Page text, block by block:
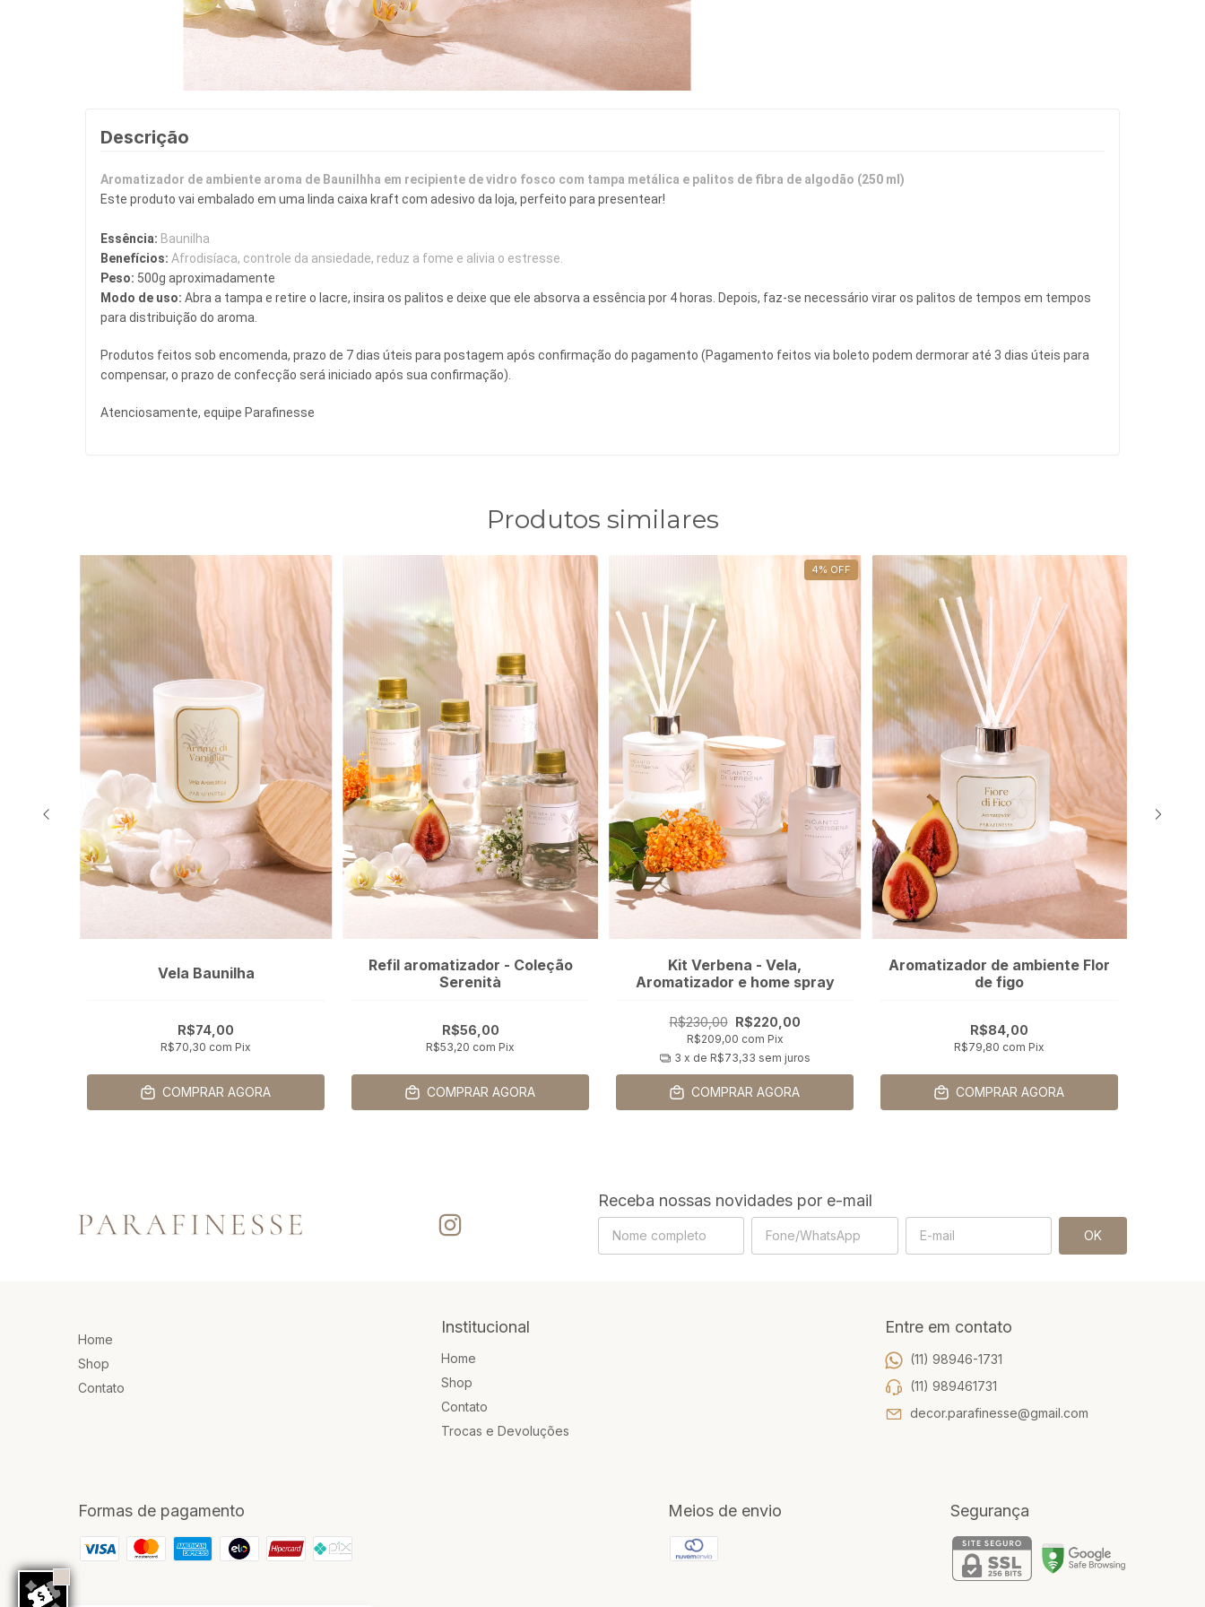
Descrição
Aromatizador de ambiente aroma de Baunilhha em recipiente de vidro fosco com tampa metálica e palitos de fibra de algodão (250 ml)
Este produto vai embalado em uma linda caixa kraft com adesivo da loja, perfeito para presentear!
Essência: Baunilha
Benefícios: Afrodisíaca, controle da ansiedade, reduz a fome e alivia o estresse.
Peso: 500g aproximadamente
Modo de uso: Abra a tampa e retire o lacre, insira os palitos e deixe que ele absorva a essência por 4 horas. Depois, faz-se necessário virar os palitos de tempos em tempos
para distribuição do aroma.
Produtos feitos sob encomenda, prazo de 7 dias úteis para postagem após confirmação do pagamento (Pagamento feitos via boleto podem dermorar até 3 dias úteis para
compensar, o prazo de confecção será iniciado após sua confirmação).
Atenciosamente, equipe Parafinesse
Produtos similares
Vela Baunilha
R$74,00
R$70,30 com Pix
COMPRAR AGORA
Refil aromatizador - Coleção
Serenità
R$56,00
R$53,20 com Pix
COMPRAR AGORA
4% OFF
Kit Verbena - Vela,
Aromatizador e home spray
R$230,00 R$220,00
R$209,00 com Pix
3 x de R$73,33 sem juros
COMPRAR AGORA
Aromatizador de ambiente Flor
de figo
R$84,00
R$79,80 com Pix
COMPRAR AGORA
Receba nossas novidades por e-mail
Home
Shop
Contato
Institucional
Home
Shop
Contato
Trocas e Devoluções
Entre em contato
(11) 98946-1731
(11) 989461731
decor.parafinesse@gmail.com
Formas de pagamento Meios de envio Segurança